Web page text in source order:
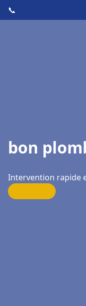
📞
bon
Intervention rapide